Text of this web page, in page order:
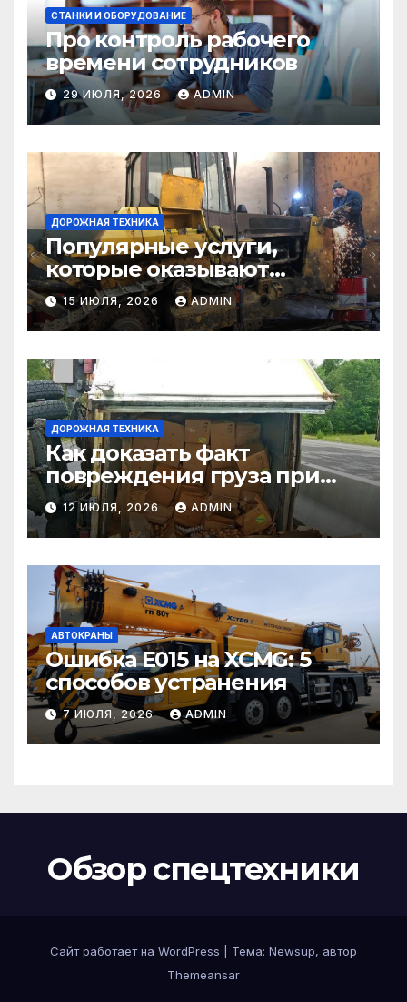
СТАНКИ И ОБОРУДОВАНИЕ
Про контроль рабочего
времени сотрудников
29 ИЮЛЯ, 2026 ADMIN
ДОРОЖНАЯ ТЕХНИКА
Популярные услуги,
которые оказывают
самосвалы в строительстве
и логистике
15 ИЮЛЯ, 2026 ADMIN
ДОРОЖНАЯ ТЕХНИКА
Как доказать факт
повреждения груза при
страховом случае
12 ИЮЛЯ, 2026 ADMIN
АВТОКРАНЫ
Ошибка E015 на XCMG: 5
способов устранения
7 ИЮЛЯ, 2026 ADMIN
Обзор спецтехники
Сайт работает на WordPress
Тема: Newsup, автор
Themeansar